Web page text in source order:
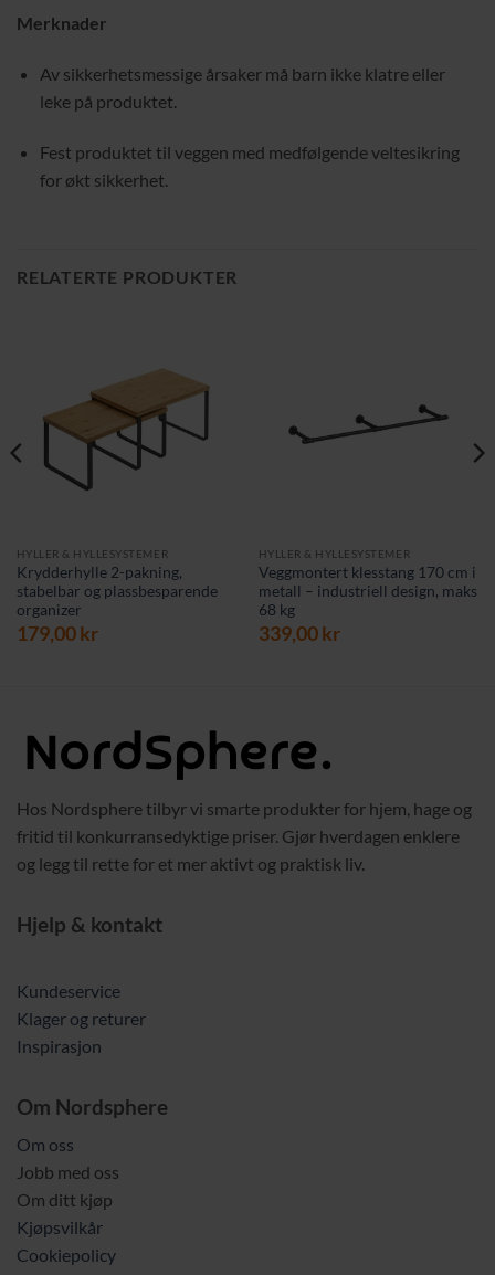
Merknader
Av sikkerhetsmessige årsaker må barn ikke klatre eller
leke på produktet.
Fest produktet til veggen med medfølgende veltesikring
for økt sikkerhet.
RELATERTE PRODUKTER
HYLLER & HYLLESYSTEMER
Krydderhylle 2-pakning,
stabelbar og plassbesparende
organizer
179,00kr
HYLLER & HYLLESYSTEMER
Veggmontert klesstang 170 cm i
metall – industriell design, maks
68 kg
339,00kr
Hos Nordsphere tilbyr vi smarte produkter for hjem, hage og
fritid til konkurransedyktige priser. Gjør hverdagen enklere
og legg til rette for et mer aktivt og praktisk liv.
Hjelp & kontakt
Kundeservice
Klager og returer
Inspirasjon
Om Nordsphere
Om oss
Jobb med oss
Om ditt kjøp
Kjøpsvilkår
Cookiepolicy